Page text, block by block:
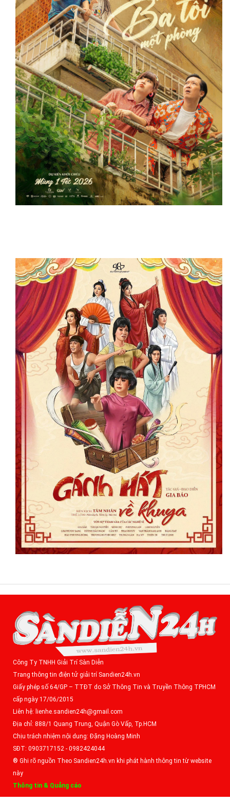
Công Ty TNHH Giải Trí Sàn Diễn
Trang thông tin điện tử giải trí Sandien24h.vn
Giấy phép số 64/GP – TTĐT do Sở Thông Tin và Truyền Thông TPHCM
cấp ngày 17/06/2015
Liên hệ: lienhe.sandien24h@gmail.com
Địa chỉ: 888/1 Quang Trung, Quận Gò Vấp, Tp.HCM
Chịu trách nhiệm nội dung: Đặng Hoàng Minh
SĐT: 0903717152 - 0982424044
® Ghi rõ nguồn Theo Sandien24h.vn khi phát hành thông tin từ website
này
Thông tin & Quảng cáo